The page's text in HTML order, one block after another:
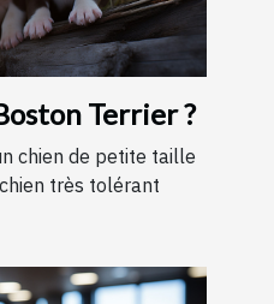
Terrier ?
chien de petite taille
très tolérant